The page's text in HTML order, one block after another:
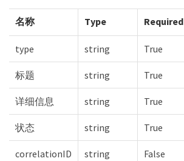
名称 Type Required
type string True
标题 string True
详细信息 string True
状态 string True
correlationID string False